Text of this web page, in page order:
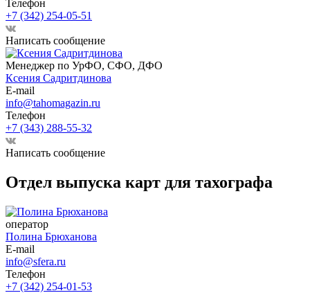
Телефон
+7 (342) 254-05-51
Написать сообщение
Менеджер по УрФО, СФО, ДФО
Ксения Садритдинова
E-mail
info@tahomagazin.ru
Телефон
+7 (343) 288-55-32
Написать сообщение
Отдел выпуска карт для тахографа
оператор
Полина Брюханова
E-mail
info@sfera.ru
Телефон
+7 (342) 254-01-53